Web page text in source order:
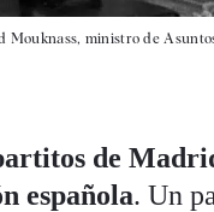
Mouknass, ministro de
de
española. Un